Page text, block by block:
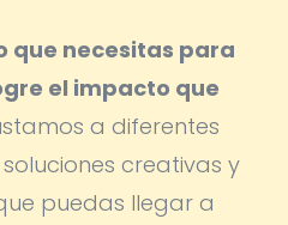
que necesitas para
el impacto que
a diferentes
creativas y
puedas llegar a